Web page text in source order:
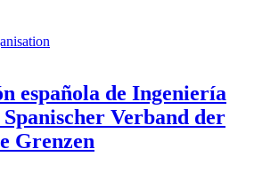
española de Ingeniería
Verband der
Grenzen